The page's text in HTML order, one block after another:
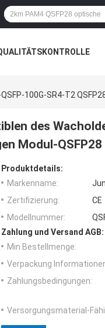
100G-SR4-T2
des
Modul-QSFP28
Produktdetails:
Markenname:
Zertifizierung:
CE
Modellnummer:
Zahlung und Versand AGB:
Min Bestellmenge:
Verpackung
Zahlungsbedingungen:
Versorgungsmaterial-